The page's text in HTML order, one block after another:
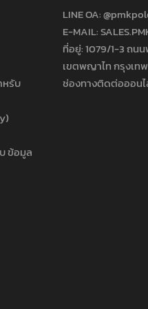
หรับ
ข้อมูล
LINE OA:
E-MAIL:
ที่อยู่: 1079/1-3 ถน
เขตพญาไท กรุงเท
ช่องทางติดต่อออน